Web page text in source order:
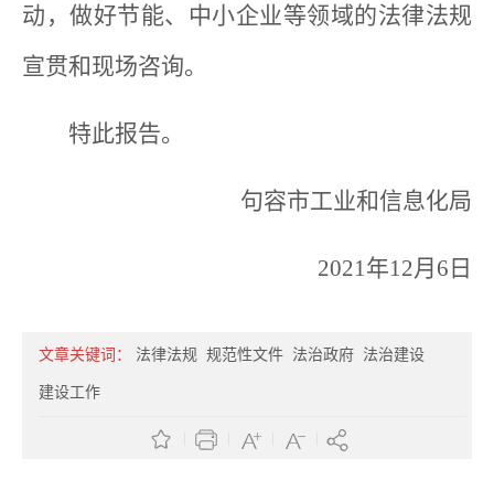
动，做好节能、中小企业等领域的法律法规
宣贯和现场咨询。
特此报告。
句容市工业和信息化局
2021年12月6日
文章关键词： 法律法规 规范性文件 法治政府 法治建设
建设工作